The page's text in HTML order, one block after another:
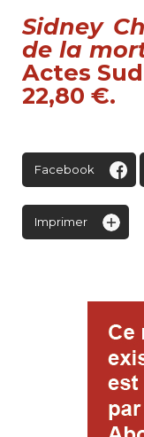
Sidney
de la
Actes
22,80 €.
Facebook
Imprimer